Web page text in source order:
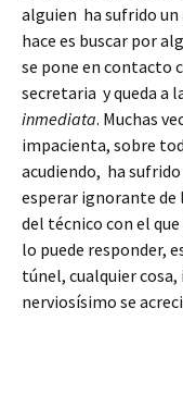
alguien ha sufrido un
hace es buscar por
se pone en contacto
secretaria y queda a
inmediata. Muchas
impacienta, sobre
acudiendo, ha
esperar ignorante de
del técnico con el
lo puede responder,
túnel, cualquier
nerviosísimo se